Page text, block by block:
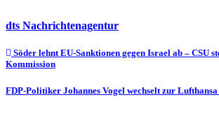
dts Nachrichtenagentur
Beitragsnavigation
Söder lehnt EU-Sanktionen gegen Israel ab – CSU
Kommission
FDP-Politiker Johannes Vogel wechselt zur Lufthansa